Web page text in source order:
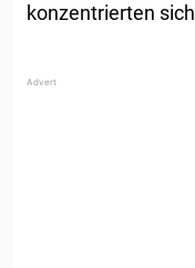
konzentrierten